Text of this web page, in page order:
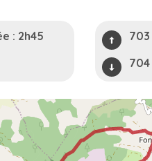
: 2h45
703
704